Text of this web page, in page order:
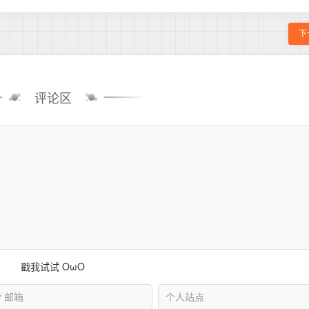
评论区